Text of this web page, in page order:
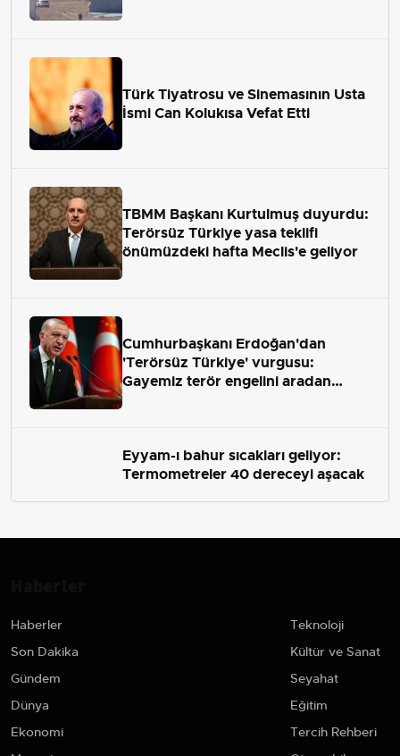
Türk Tiyatrosu ve Sinemasının Usta
İsmi Can Kolukısa Vefat Etti
TBMM Başkanı Kurtulmuş duyurdu:
Terörsüz Türkiye yasa teklifi
önümüzdeki hafta Meclis'e geliyor
Cumhurbaşkanı Erdoğan'dan
'Terörsüz Türkiye' vurgusu:
Gayemiz terör engelini aradan
Eyyam-ı bahur sıcakları geliyor:
Termometreler 40 dereceyi aşacak
Haberler
Son Dakika
Gündem
Dünya
Ekonomi
Teknoloji
Kültür ve Sanat
Seyahat
Eğitim
Tercih Rehberi